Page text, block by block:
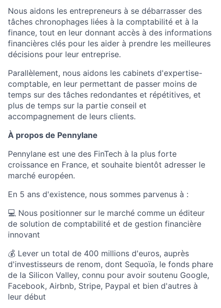
Nous aidons les entrepreneurs à se débarrasser des
tâches chronophages liées à la comptabilité et à la
finance, tout en leur donnant accès à des informations
financières clés pour les aider à prendre les meilleures
décisions pour leur entreprise.
Parallèlement, nous aidons les cabinets d'expertise-
comptable, en leur permettant de passer moins de
temps sur des tâches redondantes et répétitives, et
plus de temps sur la partie conseil et
accompagnement de leurs clients.
À propos de Pennylane
Pennylane est une des FinTech à la plus forte
croissance en France, et souhaite bientôt adresser le
marché européen.
En 5 ans d'existence, nous sommes parvenus à :
💻 Nous positionner sur le marché comme un éditeur
de solution de comptabilité et de gestion financière
innovant
💰 Lever un total de 400 millions d'euros, auprès
d'investisseurs de renom, dont Sequoïa, le fonds phare
de la Silicon Valley, connu pour avoir soutenu Google,
Facebook, Airbnb, Stripe, Paypal et bien d'autres à
leur début